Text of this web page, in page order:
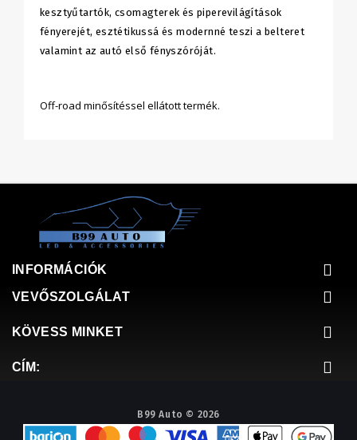
kesztyűtartók, csomagterek és piperevilágítások
fényerejét, esztétikussá és modernné teszi a belteret
valamint az autó első fényszóróját.
Off-road minősítéssel ellátott termék.
INFORMÁCIÓK
VEVŐSZOLGÁLAT
KÖVESS MINKET
CÍM:
B99 Auto © 2026